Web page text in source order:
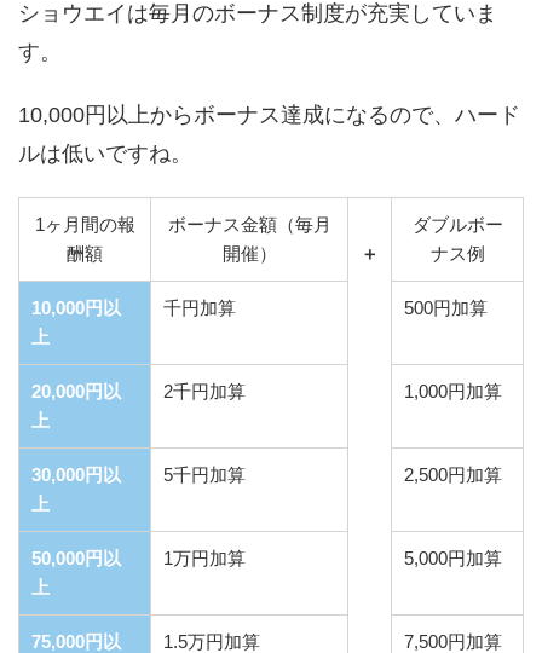
ショウエイは毎月のボーナス制度が充実していま
す。
10,000円以上からボーナス達成になるので、ハード
ルは低いですね。
1ヶ月間の報
酬額
ボーナス金額（毎月
開催）
＋
ダブルボー
ナス例
10,000円以
上
千円加算 500円加算
20,000円以
上
2千円加算 1,000円加算
30,000円以
上
5千円加算 2,500円加算
50,000円以
上
1万円加算 5,000円加算
75,000円以
1.5万円加算 7,500円加算